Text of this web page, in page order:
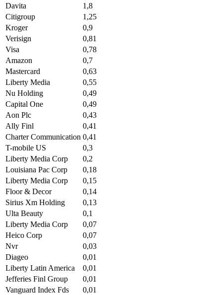
Davita
1,8
Citigroup
1,25
Kroger
0,9
Verisign
0,81
Visa
0,78
Amazon
0,7
Mastercard
0,63
Liberty Media
0,55
Nu Holding
0,49
Capital One
0,49
Aon Plc
0,43
Ally Finl
0,41
Charter Communication 0,41
T-mobile US
0,3
Liberty Media Corp
0,2
Louisiana Pac Corp
0,18
Liberty Media Corp
0,15
Floor & Decor
0,14
Sirius Xm Holding
0,13
Ulta Beauty
0,1
Liberty Media Corp
0,07
Heico Corp
0,07
Nvr
0,03
Diageo
0,01
Liberty Latin America
0,01
Jefferies Finl Group
0,01
Vanguard Index Fds
0,01